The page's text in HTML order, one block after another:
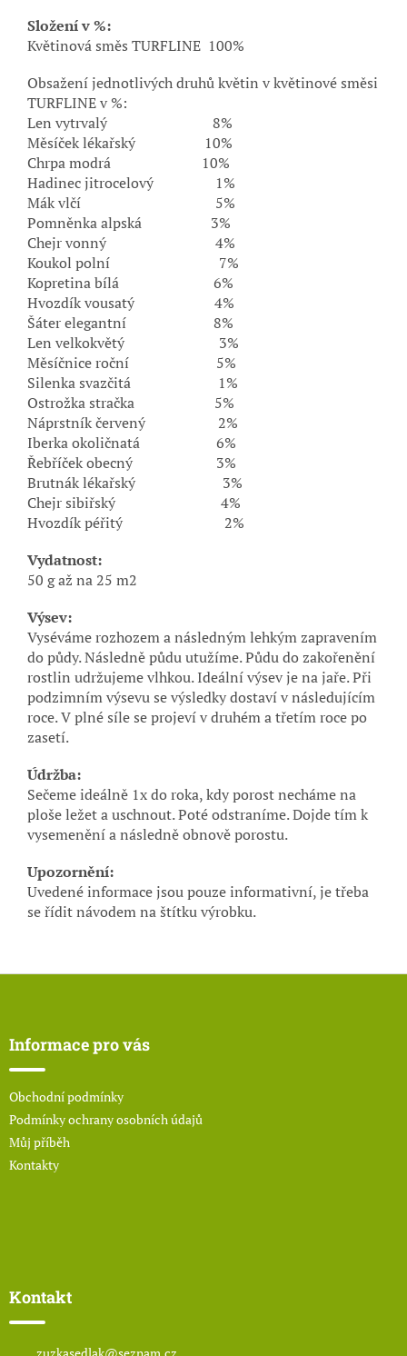
Složení v %:
Květinová směs TURFLINE 100%
Obsažení jednotlivých druhů květin v květinové směsi
TURFLINE v %:
Len vytrvalý 8%
Měsíček lékařský 10%
Chrpa modrá 10%
Hadinec jitrocelový 1%
Mák vlčí 5%
Pomněnka alpská 3%
Chejr vonný 4%
Koukol polní 7%
Kopretina bílá 6%
Hvozdík vousatý 4%
Šáter elegantní 8%
Len velkokvětý 3%
Měsíčnice roční 5%
Silenka svazčitá 1%
Ostrožka stračka 5%
Náprstník červený 2%
Iberka okoličnatá 6%
Řebříček obecný 3%
Brutnák lékařský 3%
Chejr sibiřský 4%
Hvozdík péřitý 2%
Vydatnost:
50 g až na 25 m2
Výsev:
Vyséváme rozhozem a následným lehkým zapravením
do půdy. Následně půdu utužíme. Půdu do zakořenění
rostlin udržujeme vlhkou. Ideální výsev je na jaře. Při
podzimním výsevu se výsledky dostaví v následujícím
roce. V plné síle se projeví v druhém a třetím roce po
zasetí.
Údržba:
Sečeme ideálně 1x do roka, kdy porost necháme na
ploše ležet a uschnout. Poté odstraníme. Dojde tím k
vysemenění a následně obnově porostu.
Upozornění:
Uvedené informace jsou pouze informativní, je třeba
se řídit návodem na štítku výrobku.
Informace pro vás
Obchodní podmínky
Podmínky ochrany osobních údajů
Můj příběh
Kontakty
Kontakt